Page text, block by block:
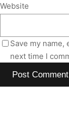
Website
Save my
next time I